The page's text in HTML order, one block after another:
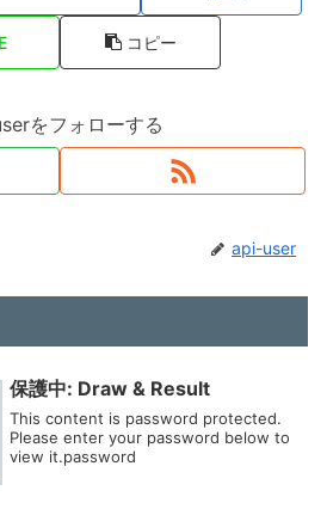
コピー
をフォローする
api-user
保護中: Draw & Result
This content is password protected.
Please enter your password below to
view it.password